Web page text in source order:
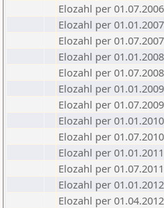
Elozahl per 01.07.2006
Elozahl per 01.01.2007
Elozahl per 01.07.2007
Elozahl per 01.01.2008
Elozahl per 01.07.2008
Elozahl per 01.01.2009
Elozahl per 01.07.2009
Elozahl per 01.01.2010
Elozahl per 01.07.2010
Elozahl per 01.01.2011
Elozahl per 01.07.2011
Elozahl per 01.01.2012
Elozahl per 01.04.2012